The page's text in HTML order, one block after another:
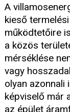
A
kieső
működtetőire
a közös
mérséklése
vagy
olyan azonnali
képviselő már
az épület